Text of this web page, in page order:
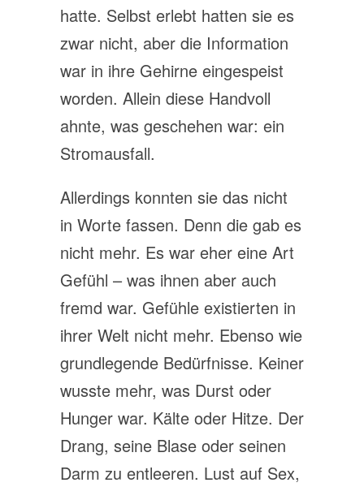
hatte. Selbst erlebt hatten sie es
zwar nicht, aber die Information
war in ihre Gehirne eingespeist
worden. Allein diese Handvoll
ahnte, was geschehen war: ein
Stromausfall.
Allerdings konnten sie das nicht
in Worte fassen. Denn die gab es
nicht mehr. Es war eher eine Art
Gefühl – was ihnen aber auch
fremd war. Gefühle existierten in
ihrer Welt nicht mehr. Ebenso wie
grundlegende Bedürfnisse. Keiner
wusste mehr, was Durst oder
Hunger war. Kälte oder Hitze. Der
Drang, seine Blase oder seinen
Darm zu entleeren. Lust auf Sex,